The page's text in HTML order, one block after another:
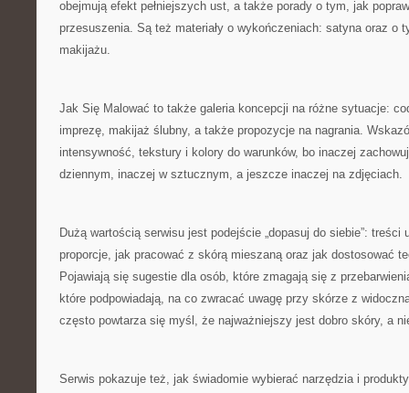
obejmują efekt pełniejszych ust, a także porady o tym, jak
przesuszenia. Są też materiały o wykończeniach: satyna oraz o
makijażu.
Jak Się Malować to także galeria koncepcji na różne sytuacje:
imprezę, makijaż ślubny, a także propozycje na nagrania.
intensywność, tekstury i kolory do warunków, bo inaczej
dziennym, inaczej w sztucznym, a jeszcze inaczej na zdjęciach.
Dużą wartością serwisu jest podejście „dopasuj do siebie”: treści
proporcje, jak pracować z skórą mieszaną oraz jak dostosować
Pojawiają się sugestie dla osób, które zmagają się z
które podpowiadają, na co zwracać uwagę przy skórze z
często powtarza się myśl, że najważniejszy jest dobro skóry, a
Serwis pokazuje też, jak świadomie wybierać narzędzia i